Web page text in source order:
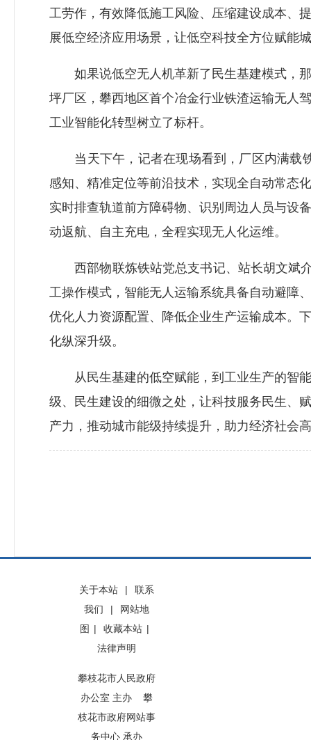
工劳作，有效降低施工风险、压缩建设成本、
展低空经济应用场景，让低空科技全方位赋能
如果说低空无人机革新了民生基建模式，那
坪厂区，攀西地区首个冶金行业铁渣运输无人
工业智能化转型树立了标杆。
当天下午，记者在现场看到，厂区内满载
感知、精准定位等前沿技术，实现全自动常态
实时排查轨道前方障碍物、识别周边人员与设
动返航、自主充电，全程实现无人化运维。
西部物联炼铁站党总支书记、站长胡文斌介
工操作模式，智能无人运输系统具备自动避障
优化人力资源配置、降低企业生产运输成本。
化纵深升级。
从民生基建的低空赋能，到工业生产的智能
级、民生建设的细微之处，让科技服务民生、
产力，推动城市能级持续提升，助力经济社会
关于本站 |
联系
我们
|
网站地
图 | 收藏本站 |
法律声明
攀枝花市人民政府
办公室 主办 攀
枝花市政府网站事
务中心 承办